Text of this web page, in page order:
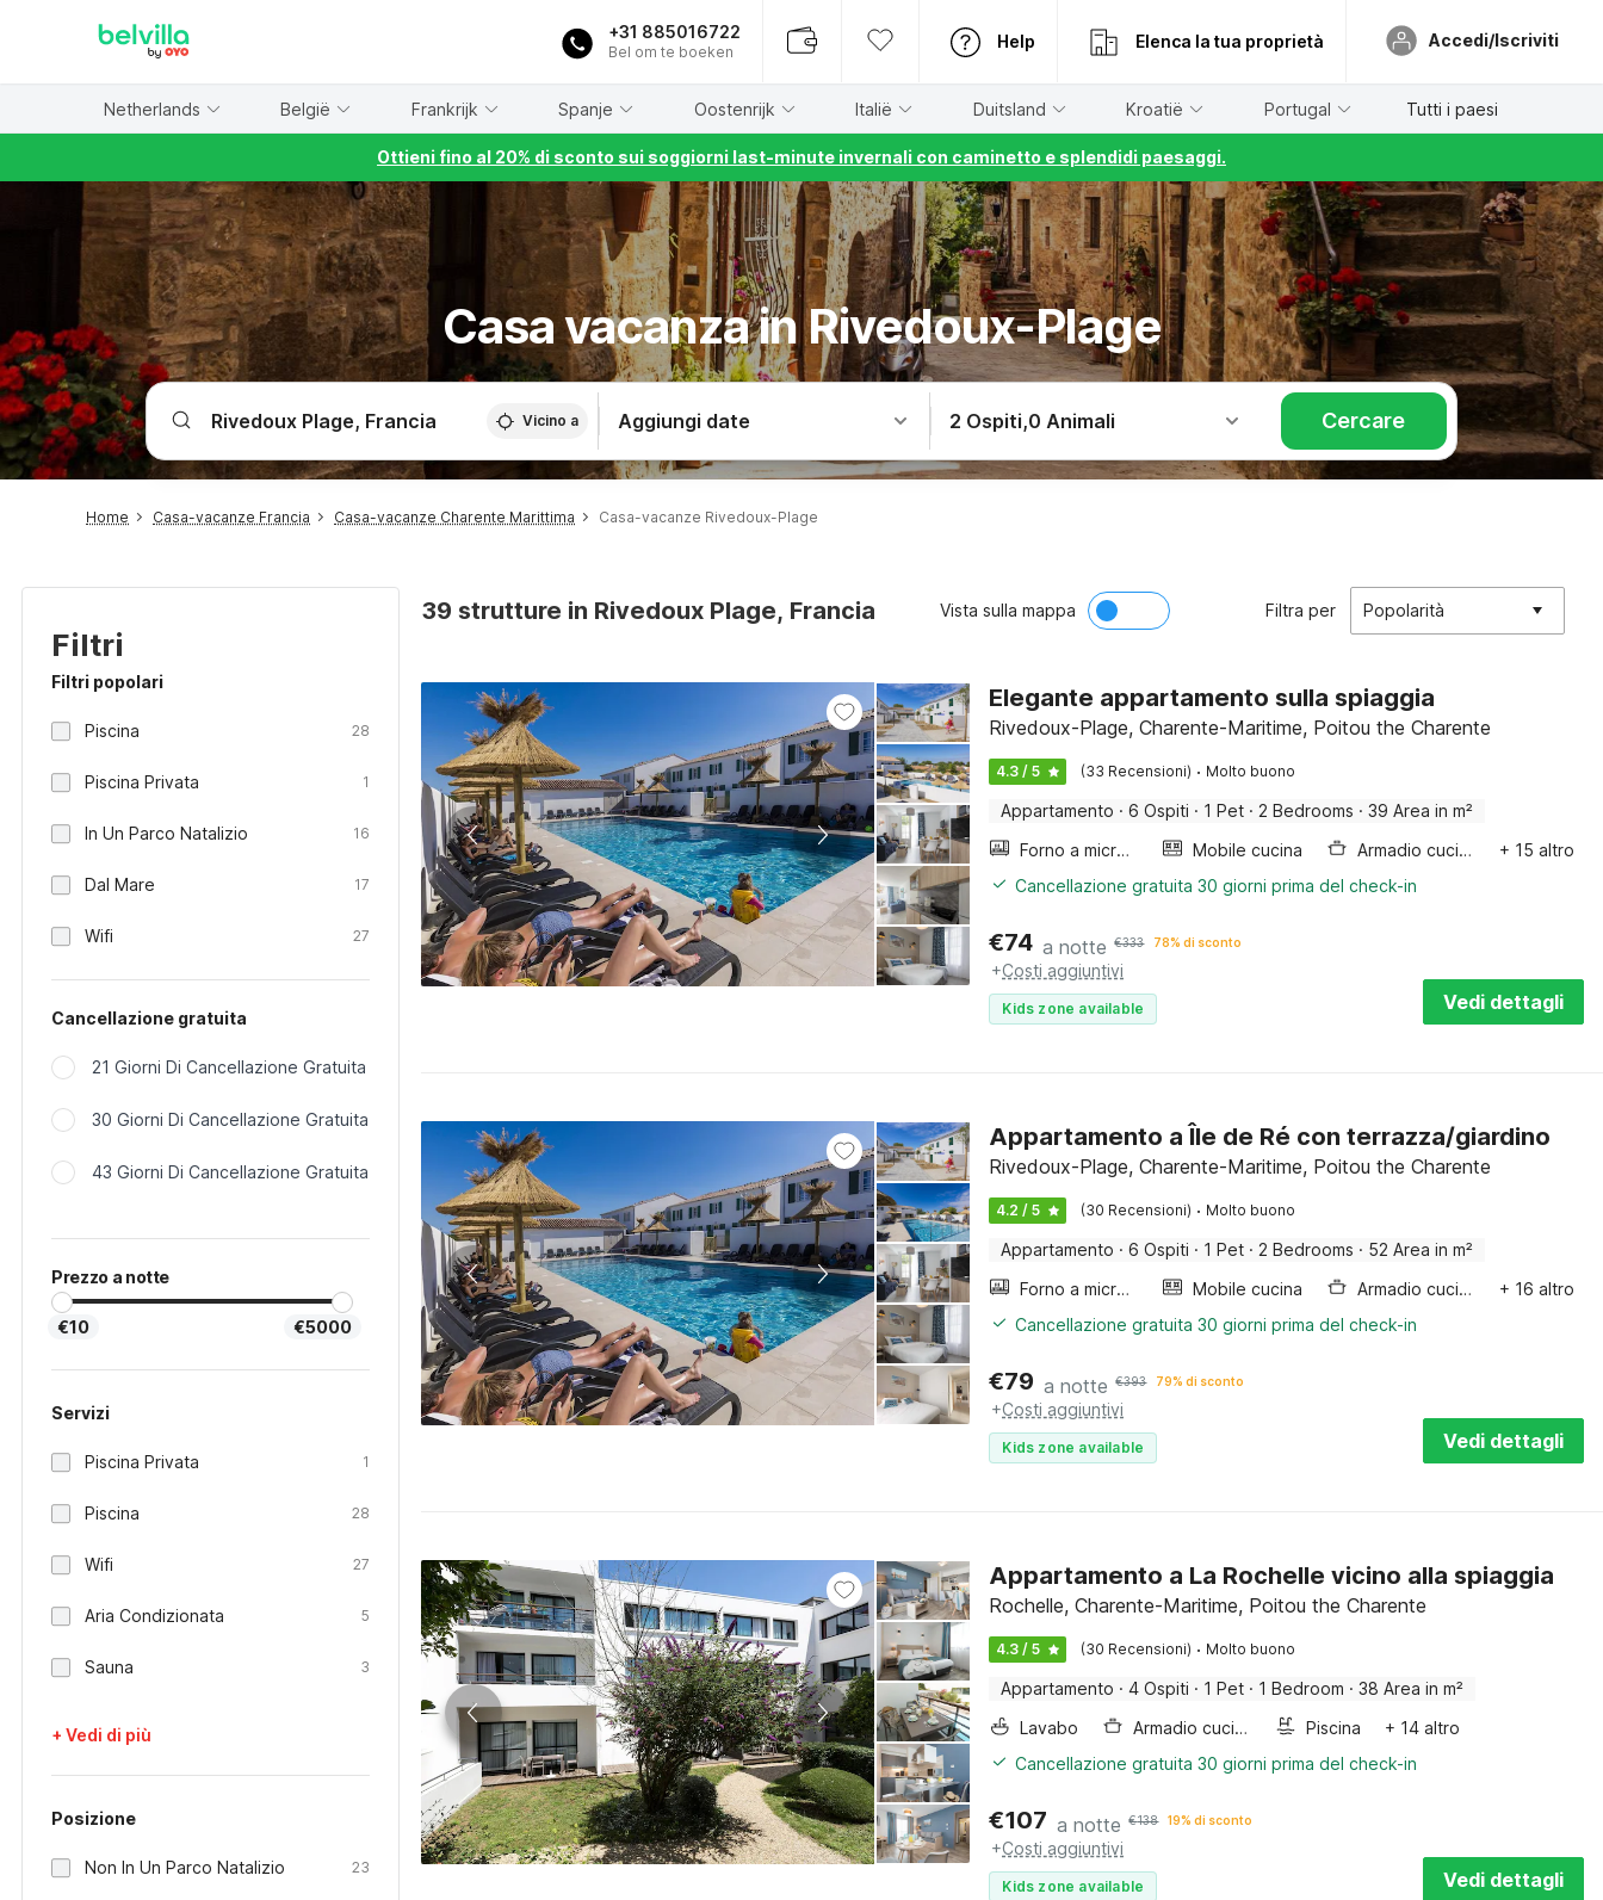
+31 885016722
Bel om te boeken
Help Elenca la tua proprietà Accedi/Iscriviti
Netherlands België Frankrijk Spanje Oostenrijk Italië Duitsland Kroatië Portugal Tutti i paesi
Ottieni fino al 20% di sconto sui soggiorni last-minute invernali con caminetto e splendidi paesaggi.
Casa vacanza in Rivedoux-Plage
Vicino a Aggiungi date 2 Ospiti,0 Animali Cercare
Home Casa-vacanze Francia Casa-vacanze Charente Marittima Casa-vacanze Rivedoux-Plage
Filtri
Filtri popolari
Piscina 28
Piscina Privata 1
In Un Parco Natalizio 16
Dal Mare 17
Wifi 27
Cancellazione gratuita
21 Giorni Di Cancellazione Gratuita
30 Giorni Di Cancellazione Gratuita
43 Giorni Di Cancellazione Gratuita
Prezzo a notte
€10 €5000
Servizi
Piscina Privata 1
Piscina 28
Wifi 27
Aria Condizionata 5
Sauna 3
+ Vedi di più
Posizione
Non In Un Parco Natalizio 23
39 strutture in Rivedoux Plage, Francia Vista sulla mappa Filtra per Popolarità
Elegante appartamento sulla spiaggia
Rivedoux-Plage, Charente-Maritime, Poitou the Charente
4.3 / 5 (33 Recensioni) · Molto buono
Appartamento · 6 Ospiti · 1 Pet · 2 Bedrooms · 39 Area in m²
Forno a microonde combinato
Mobile cucina Armadio cucina
+ 15 altro
Cancellazione gratuita 30 giorni prima del check-in
€74 a notte €333 78% di sconto
+Costi aggiuntivi
Kids zone available Vedi dettagli
Appartamento a Île de Ré con terrazza/giardino
Rivedoux-Plage, Charente-Maritime, Poitou the Charente
4.2 / 5 (30 Recensioni) · Molto buono
Appartamento · 6 Ospiti · 1 Pet · 2 Bedrooms · 52 Area in m²
Forno a microonde combinato
Mobile cucina Armadio cucina
+ 16 altro
Cancellazione gratuita 30 giorni prima del check-in
€79 a notte €393 79% di sconto
+Costi aggiuntivi
Kids zone available Vedi dettagli
Appartamento a La Rochelle vicino alla spiaggia
Rochelle, Charente-Maritime, Poitou the Charente
4.3 / 5 (30 Recensioni) · Molto buono
Appartamento · 4 Ospiti · 1 Pet · 1 Bedroom · 38 Area in m²
Lavabo
Armadio cucina Piscina
+ 14 altro
Cancellazione gratuita 30 giorni prima del check-in
€107 a notte €138 19% di sconto
+Costi aggiuntivi
Kids zone available Vedi dettagli